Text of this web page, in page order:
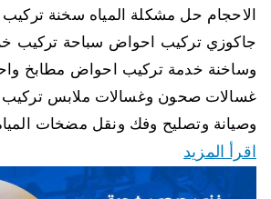
الاحجام حل مشكلة المياه سخنة
جاكوزي تركيب احواض سباحة تركيب
وساخنة خدمة تركيب احواض مطابخ
غسالات صحون وغسالات ملابس تركيب
وصيانة وتصليح وفك ونقل مضخات
اقرأ المزيد